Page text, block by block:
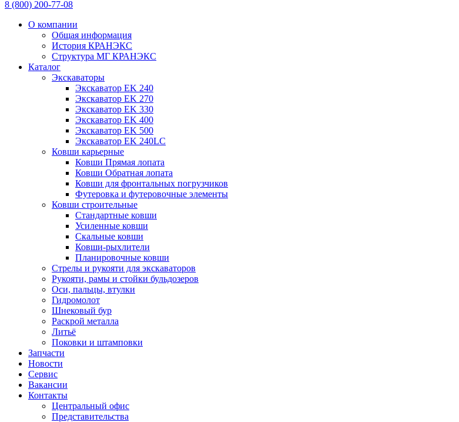
8 (800) 200-77-08
О компании
Общая информация
История КРАНЭКС
Структура МГ КРАНЭКС
Каталог
Экскаваторы
Экскаватор EK 240
Экскаватор EK 270
Экскаватор EK 330
Экскаватор EK 400
Экскаватор EK 500
Экскаватор EK 240LC
Ковши карьерные
Ковши Прямая лопата
Ковши Обратная лопата
Ковши для фронтальных погрузчиков
Футеровка и футеровочные элементы
Ковши строительные
Стандартные ковши
Усиленные ковши
Скальные ковши
Ковши-рыхлители
Планировочные ковши
Стрелы и рукояти для экскаваторов
Рукояти, рамы и стойки бульдозеров
Оси, пальцы, втулки
Гидромолот
Шнековый бур
Раскрой металла
Литьё
Поковки и штамповки
Запчасти
Новости
Сервис
Вакансии
Контакты
Центральный офис
Представительства